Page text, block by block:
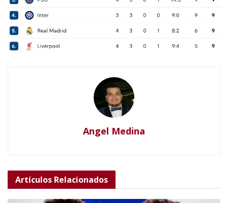
Angel Medina
Artículos Relacionados